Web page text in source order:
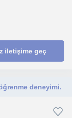
iletişime geç
deneyimi.